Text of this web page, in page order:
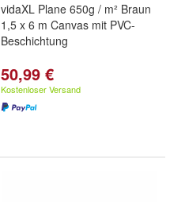
vidaXL Plane 650g / m² Braun
1,5 x 6 m Canvas mit PVC-
Beschichtung
50,99 €
Kostenloser Versand